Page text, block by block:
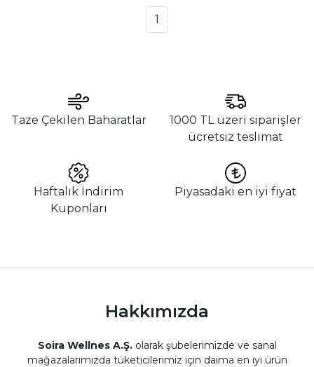
1
Taze Çekilen Baharatlar
1000 TL üzeri siparişler
ücretsiz teslimat
Haftalık İndirim
Kuponları
Piyasadaki en iyi fiyat
Hakkımızda
Soira Wellnes A.Ş.olarak şubelerimizde ve sanal
mağazalarımızda tüketicilerimiz için daima en iyi ürün